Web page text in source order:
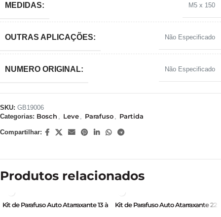
MEDIDAS: M5 x 150
OUTRAS APLICAÇÕES: Não Especificado
NUMERO ORIGINAL: Não Especificado
SKU: GB19006
Categorias: Bosch Leve Parafuso Partida
Compartilhar:
Produtos relacionados
Kit de Parafuso Auto Atarraxante 13 à
Kit de Parafuso Auto Atarraxante 22